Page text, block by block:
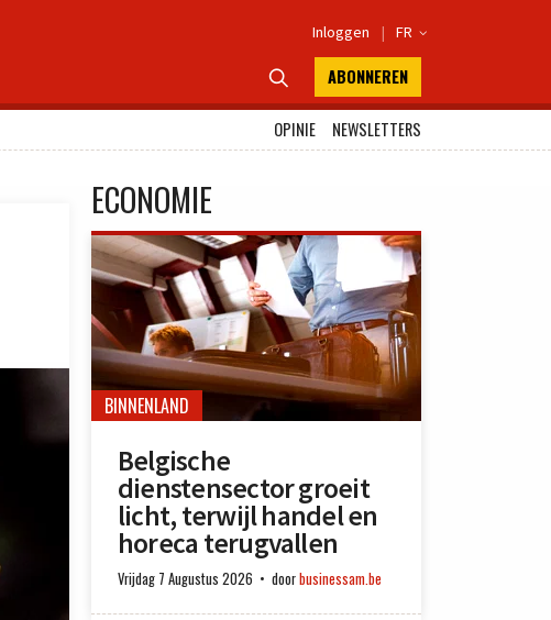
Inloggen | FR 
 ABONNEREN
OPINIE
NEWSLETTERS
ECONOMIE
BINNENLAND
Belgische
dienstensector groeit
licht, terwijl handel en
horeca terugvallen
Vrijdag 7 Augustus 2026 doorbusinessam.be